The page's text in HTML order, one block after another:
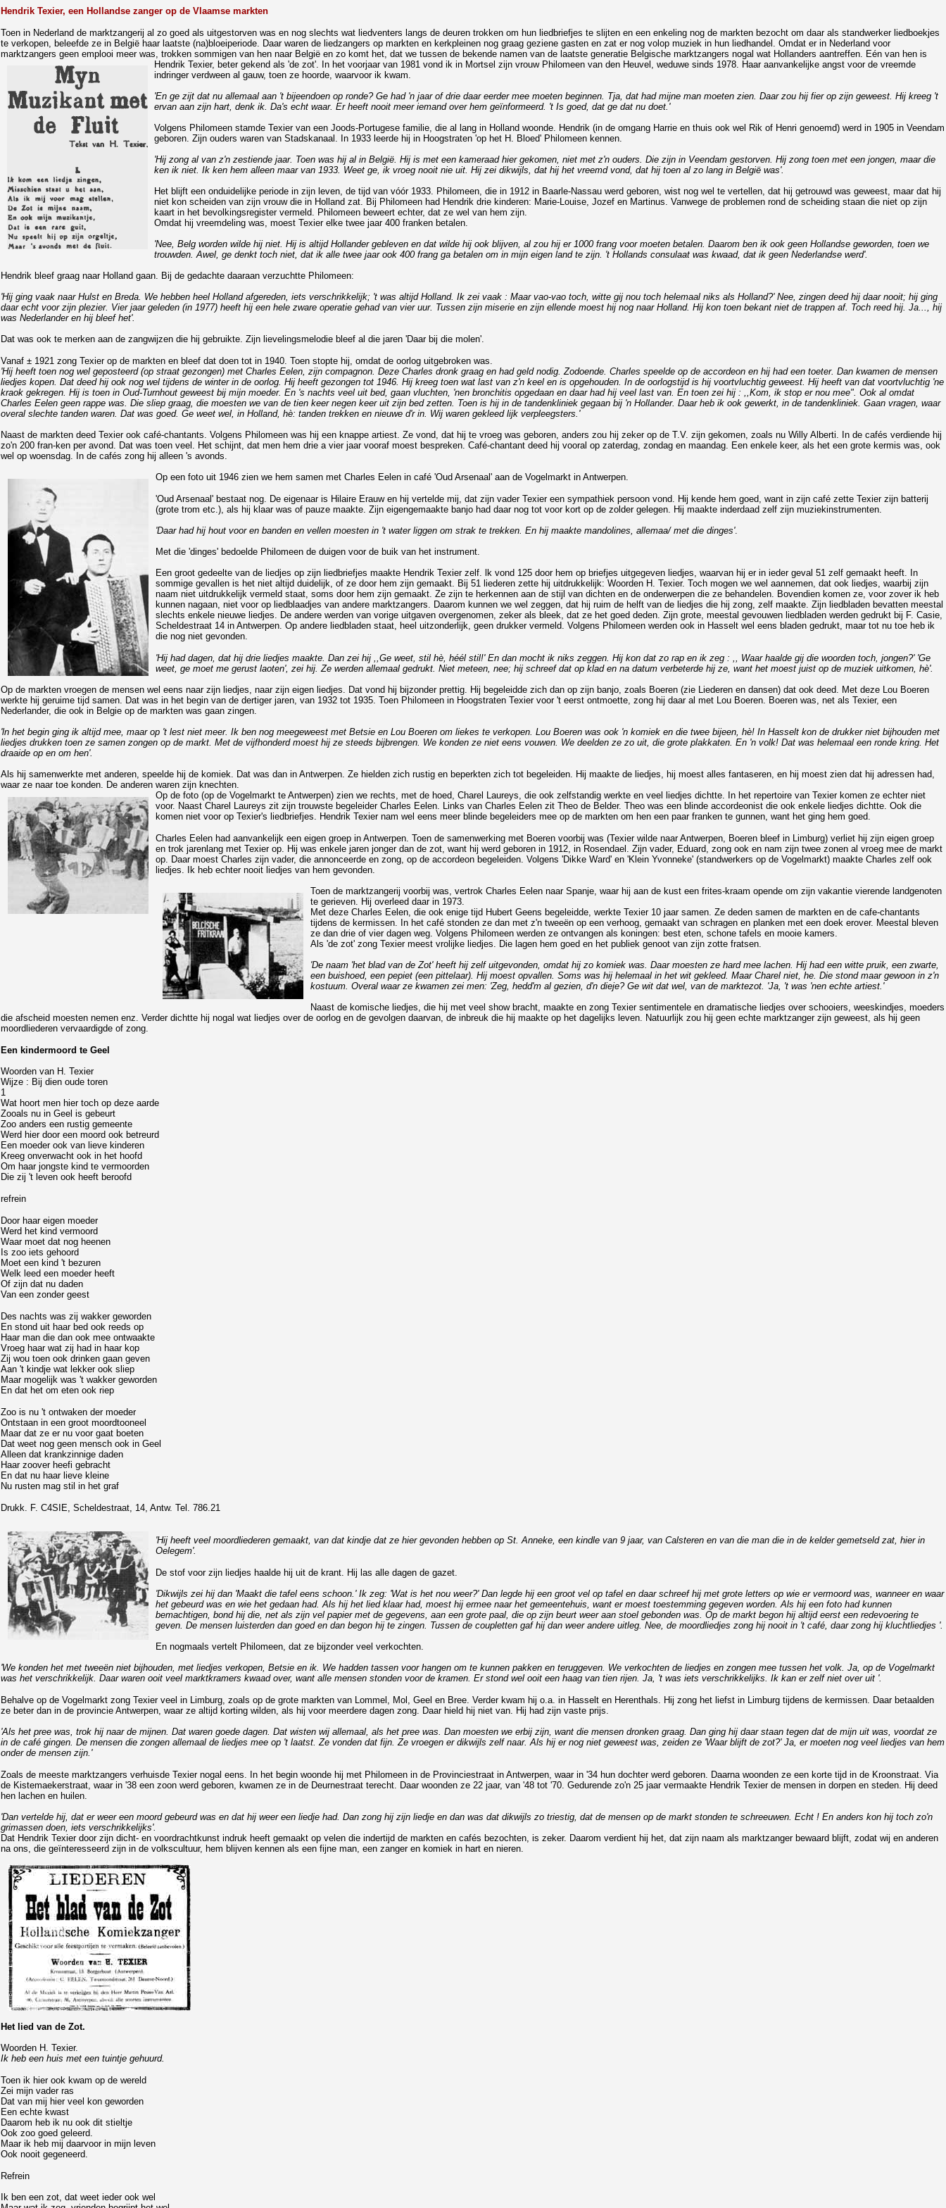
Hendrik Texier, een Hollandse zanger op de Vlaamse markten
Toen in Nederland de marktzangerij al zo goed als uitgestorven was en nog slechts wat liedventers langs de deuren trokken om hun liedbriefjes te slijten en een enkeling nog de markten bezocht om daar als standwerker liedboekjes
te verkopen, beleefde ze in België haar laatste (na)bloeiperiode. Daar waren de liedzangers op markten en kerkpleinen nog graag geziene gasten en zat er nog volop muziek in hun liedhandel. Omdat er in Nederland voor
marktzangers geen emplooi meer was, trokken sommigen van hen naar België en zo komt het, dat we tussen de bekende namen van de laatste generatie Belgische marktzangers nogal wat Hollanders aantreffen. Eén van hen is
Hendrik Texier, beter gekend als 'de zot'. In het voorjaar van 1981 vond ik in Mortsel zijn vrouw Philomeen van den Heuvel, weduwe sinds 1978. Haar aanvankelijke angst voor de vreemde
indringer verdween al gauw, toen ze hoorde, waarvoor ik kwam.
'En ge zijt dat nu allemaal aan 't bijeendoen op ronde? Ge had 'n jaar of drie daar eerder mee moeten beginnen. Tja, dat had mijne man moeten zien. Daar zou hij fier op zijn geweest. Hij kreeg 't
ervan aan zijn hart, denk ik. Da's echt waar. Er heeft nooit meer iemand over hem geïnformeerd. 't Is goed, dat ge dat nu doet.'
Volgens Philomeen stamde Texier van een Joods-Portugese familie, die al lang in Holland woonde. Hendrik (in de omgang Harrie en thuis ook wel Rik of Henri genoemd) werd in 1905 in Veendam
geboren. Zijn ouders waren van Stadskanaal. In 1933 leerde hij in Hoogstraten 'op het H. Bloed' Philomeen kennen.
'Hij zong al van z'n zestiende jaar. Toen was hij al in België. Hij is met een kameraad hier gekomen, niet met z'n ouders. Die zijn in Veendam gestorven. Hij zong toen met een jongen, maar die
ken ik niet. Ik ken hem alleen maar van 1933. Weet ge, ik vroeg nooit nie uit. Hij zei dikwijls, dat hij het vreemd vond, dat hij toen al zo lang in België was'.
Het blijft een onduidelijke periode in zijn leven, de tijd van vóór 1933. Philomeen, die in 1912 in Baarle-Nassau werd geboren, wist nog wel te vertellen, dat hij getrouwd was geweest, maar dat hij
niet kon scheiden van zijn vrouw die in Holland zat. Bij Philomeen had Hendrik drie kinderen: Marie-Louise, Jozef en Martinus. Vanwege de problemen rond de scheiding staan die niet op zijn
kaart in het bevolkingsregister vermeld. Philomeen beweert echter, dat ze wel van hem zijn.
Omdat hij vreemdeling was, moest Texier elke twee jaar 400 franken betalen.
'Nee, Belg worden wilde hij niet. Hij is altijd Hollander gebleven en dat wilde hij ook blijven, al zou hij er 1000 frang voor moeten betalen. Daarom ben ik ook geen Hollandse geworden, toen we
trouwden. Awel, ge denkt toch niet, dat ik alle twee jaar ook 400 frang ga betalen om in mijn eigen land te zijn. 't Hollands consulaat was kwaad, dat ik geen Nederlandse werd'.
Hendrik bleef graag naar Holland gaan. Bij de gedachte daaraan verzuchtte Philomeen:
'Hij ging vaak naar Hulst en Breda. We hebben heel Holland afgereden, iets verschrikkelijk; 't was altijd Holland. Ik zei vaak : Maar vao-vao toch, witte gij nou toch helemaal niks als Holland?' Nee, zingen deed hij daar nooit; hij ging
daar echt voor zijn plezier. Vier jaar geleden (in 1977) heeft hij een hele zware operatie gehad van vier uur. Tussen zijn miserie en zijn ellende moest hij nog naar Holland. Hij kon toen bekant niet de trappen af. Toch reed hij. Ja..., hij
was Nederlander en hij bleef het'.
Dat was ook te merken aan de zangwijzen die hij gebruikte. Zijn lievelingsmelodie bleef al die jaren 'Daar bij die molen'.
Vanaf ± 1921 zong Texier op de markten en bleef dat doen tot in 1940. Toen stopte hij, omdat de oorlog uitgebroken was.
'Hij heeft toen nog wel geposteerd (op straat gezongen) met Charles Eelen, zijn compagnon. Deze Charles dronk graag en had geld nodig. Zodoende. Charles speelde op de accordeon en hij had een toeter. Dan kwamen de mensen
liedjes kopen. Dat deed hij ook nog wel tijdens de winter in de oorlog. Hij heeft gezongen tot 1946. Hij kreeg toen wat last van z'n keel en is opgehouden. In de oorlogstijd is hij voortvluchtig geweest. Hij heeft van dat voortvluchtig 'ne
kraok gekregen. Hij is toen in Oud-Turnhout geweest bij mijn moeder. En 's nachts veel uit bed, gaan vluchten, 'nen bronchitis opgedaan en daar had hij veel last van. En toen zei hij : ,,Kom, ik stop er nou mee". Ook al omdat
Charles Eelen geen rappe was. Die sliep graag, die moesten we van de tien keer negen keer uit zijn bed zetten. Toen is hij in de tandenkliniek gegaan bij 'n Hollander. Daar heb ik ook gewerkt, in de tandenkliniek. Gaan vragen, waar
overal slechte tanden waren. Dat was goed. Ge weet wel, in Holland, hè: tanden trekken en nieuwe d'r in. Wij waren gekleed lijk verpleegsters.'
Naast de markten deed Texier ook café-chantants. Volgens Philomeen was hij een knappe artiest. Ze vond, dat hij te vroeg was geboren, anders zou hij zeker op de T.V. zijn gekomen, zoals nu Willy Alberti. In de cafés verdiende hij
zo'n 200 fran-ken per avond. Dat was toen veel. Het schijnt, dat men hem drie a vier jaar vooraf moest bespreken. Café-chantant deed hij vooral op zaterdag, zondag en maandag. Een enkele keer, als het een grote kermis was, ook
wel op woensdag. In de cafés zong hij alleen 's avonds.
Op een foto uit 1946 zien we hem samen met Charles Eelen in café 'Oud Arsenaal' aan de Vogelmarkt in Antwerpen.
'Oud Arsenaal' bestaat nog. De eigenaar is Hilaire Erauw en hij vertelde mij, dat zijn vader Texier een sympathiek persoon vond. Hij kende hem goed, want in zijn café zette Texier zijn batterij
(grote trom etc.), als hij klaar was of pauze maakte. Zijn eigengemaakte banjo had daar nog tot voor kort op de zolder gelegen. Hij maakte inderdaad zelf zijn muziekinstrumenten.
'Daar had hij hout voor en banden en vellen moesten in 't water liggen om strak te trekken. En hij maakte mandolines, allemaa/ met die dinges'.
Met die 'dinges' bedoelde Philomeen de duigen voor de buik van het instrument.
Een groot gedeelte van de liedjes op zijn liedbriefjes maakte Hendrik Texier zelf. lk vond 125 door hem op briefjes uitgegeven liedjes, waarvan hij er in ieder geval 51 zelf gemaakt heeft. In
sommige gevallen is het niet altijd duidelijk, of ze door hem zijn gemaakt. Bij 51 liederen zette hij uitdrukkelijk: Woorden H. Texier. Toch mogen we wel aannemen, dat ook liedjes, waarbij zijn
naam niet uitdrukkelijk vermeld staat, soms door hem zijn gemaakt. Ze zijn te herkennen aan de stijl van dichten en de onderwerpen die ze behandelen. Bovendien komen ze, voor zover ik heb
kunnen nagaan, niet voor op liedblaadjes van andere marktzangers. Daarom kunnen we wel zeggen, dat hij ruim de helft van de liedjes die hij zong, zelf maakte. Zijn liedbladen bevatten meestal
slechts enkele nieuwe liedjes. De andere werden van vorige uitgaven overgenomen, zeker als bleek, dat ze het goed deden. Zijn grote, meestal gevouwen liedbladen werden gedrukt bij F. Casie,
Scheldestraat 14 in Antwerpen. Op andere liedbladen staat, heel uitzonderlijk, geen drukker vermeld. Volgens Philomeen werden ook in Hasselt wel eens bladen gedrukt, maar tot nu toe heb ik
die nog niet gevonden.
'Hij had dagen, dat hij drie liedjes maakte. Dan zei hij ,,Ge weet, stil hè, héél stil!' En dan mocht ik niks zeggen. Hij kon dat zo rap en ik zeg : ,, Waar haalde gij die woorden toch, jongen?' 'Ge
weet, ge moet me gerust laoten', zei hij. Ze werden allemaal gedrukt. Niet meteen, nee; hij schreef dat op klad en na datum verbeterde hij ze, want het moest juist op de muziek uitkomen, hè'.
Op de markten vroegen de mensen wel eens naar zijn liedjes, naar zijn eigen liedjes. Dat vond hij bijzonder prettig. Hij begeleidde zich dan op zijn banjo, zoals Boeren (zie Liederen en dansen) dat ook deed. Met deze Lou Boeren
werkte hij geruime tijd samen. Dat was in het begin van de dertiger jaren, van 1932 tot 1935. Toen Philomeen in Hoogstraten Texier voor 't eerst ontmoette, zong hij daar al met Lou Boeren. Boeren was, net als Texier, een
Nederlander, die ook in Belgie op de markten was gaan zingen.
'ln het begin ging ik altijd mee, maar op 't lest niet meer. Ik ben nog meegeweest met Betsie en Lou Boeren om liekes te verkopen. Lou Boeren was ook 'n komiek en die twee bijeen, hè! In Hasselt kon de drukker niet bijhouden met
liedjes drukken toen ze samen zongen op de markt. Met de vijfhonderd moest hij ze steeds bijbrengen. We konden ze niet eens vouwen. We deelden ze zo uit, die grote plakkaten. En 'n volk! Dat was helemaal een ronde kring. Het
draaide op en om hen'.
Als hij samenwerkte met anderen, speelde hij de komiek. Dat was dan in Antwerpen. Ze hielden zich rustig en beperkten zich tot begeleiden. Hij maakte de liedjes, hij moest alles fantaseren, en hij moest zien dat hij adressen had,
waar ze naar toe konden. De anderen waren zijn knechten.
Op de foto (op de Vogelmarkt te Antwerpen) zien we rechts, met de hoed, Charel Laureys, die ook zelfstandig werkte en veel liedjes dichtte. In het repertoire van Texier komen ze echter niet
voor. Naast Charel Laureys zit zijn trouwste begeleider Charles Eelen. Links van Charles Eelen zit Theo de Belder. Theo was een blinde accordeonist die ook enkele liedjes dichtte. Ook die
komen niet voor op Texier's liedbriefjes. Hendrik Texier nam wel eens meer blinde begeleiders mee op de markten om hen een paar franken te gunnen, want het ging hem goed.
Charles Eelen had aanvankelijk een eigen groep in Antwerpen. Toen de samenwerking met Boeren voorbij was (Texier wilde naar Antwerpen, Boeren bleef in Limburg) verliet hij zijn eigen groep
en trok jarenlang met Texier op. Hij was enkele jaren jonger dan de zot, want hij werd geboren in 1912, in Rosendael. Zijn vader, Eduard, zong ook en nam zijn twee zonen al vroeg mee de markt
op. Daar moest Charles zijn vader, die annonceerde en zong, op de accordeon begeleiden. Volgens 'Dikke Ward' en 'Klein Yvonneke' (standwerkers op de Vogelmarkt) maakte Charles zelf ook
liedjes. Ik heb echter nooit liedjes van hem gevonden.
Toen de marktzangerij voorbij was, vertrok Charles Eelen naar Spanje, waar hij aan de kust een frites-kraam opende om zijn vakantie vierende landgenoten
te gerieven. Hij overleed daar in 1973.
Met deze Charles Eelen, die ook enige tijd Hubert Geens begeleidde, werkte Texier 10 jaar samen. Ze deden samen de markten en de cafe-chantants
tijdens de kermissen. In het café stonden ze dan met z'n tweeën op een verhoog, gemaakt van schragen en planken met een doek erover. Meestal bleven
ze dan drie of vier dagen weg. Volgens Philomeen werden ze ontvangen als koningen: best eten, schone tafels en mooie kamers.
Als 'de zot' zong Texier meest vrolijke liedjes. Die lagen hem goed en het publiek genoot van zijn zotte fratsen.
'De naam 'het blad van de Zot' heeft hij zelf uitgevonden, omdat hij zo komiek was. Daar moesten ze hard mee lachen. Hij had een witte pruik, een zwarte,
een buishoed, een pepiet (een pittelaar). Hij moest opvallen. Soms was hij helemaal in het wit gekleed. Maar Charel niet, he. Die stond maar gewoon in z'n
kostuum. Overal waar ze kwamen zei men: 'Zeg, hedd'm al gezien, d'n dieje? Ge wit dat wel, van de marktezot. 'Ja, 't was 'nen echte artiest.'
Naast de komische liedjes, die hij met veel show bracht, maakte en zong Texier sentimentele en dramatische liedjes over schooiers, weeskindjes, moeders
die afscheid moesten nemen enz. Verder dichtte hij nogal wat liedjes over de oorlog en de gevolgen daarvan, de inbreuk die hij maakte op het dagelijks leven. Natuurlijk zou hij geen echte marktzanger zijn geweest, als hij geen
moordliederen vervaardigde of zong.
Een kindermoord te Geel
Woorden van H. Texier
Wijze : Bij dien oude toren
1
Wat hoort men hier toch op deze aarde
Zooals nu in Geel is gebeurt
Zoo anders een rustig gemeente
Werd hier door een moord ook betreurd
Een moeder ook van lieve kinderen
Kreeg onverwacht ook in het hoofd
Om haar jongste kind te vermoorden
Die zij 't leven ook heeft beroofd
refrein
Door haar eigen moeder
Werd het kind vermoord
Waar moet dat nog heenen
Is zoo iets gehoord
Moet een kind 't bezuren
Welk leed een moeder heeft
Of zijn dat nu daden
Van een zonder geest
Des nachts was zij wakker geworden
En stond uit haar bed ook reeds op
Haar man die dan ook mee ontwaakte
Vroeg haar wat zij had in haar kop
Zij wou toen ook drinken gaan geven
Aan 't kindje wat lekker ook sliep
Maar mogelijk was 't wakker geworden
En dat het om eten ook riep
Zoo is nu 't ontwaken der moeder
Ontstaan in een groot moordtooneel
Maar dat ze er nu voor gaat boeten
Dat weet nog geen mensch ook in Geel
Alleen dat krankzinnige daden
Haar zoover heefi gebracht
En dat nu haar lieve kleine
Nu rusten mag stil in het graf
Drukk. F. C4SIE, Scheldestraat, 14, Antw. Tel. 786.21
'Hij heeft veel moordliederen gemaakt, van dat kindje dat ze hier gevonden hebben op St. Anneke, een kindle van 9 jaar, van Calsteren en van die man die in de kelder gemetseld zat, hier in
Oelegem'.
De stof voor zijn liedjes haalde hij uit de krant. Hij las alle dagen de gazet.
'Dikwijls zei hij dan 'Maakt die tafel eens schoon.' Ik zeg: 'Wat is het nou weer?' Dan legde hij een groot vel op tafel en daar schreef hij met grote letters op wie er vermoord was, wanneer en waar
het gebeurd was en wie het gedaan had. Als hij het lied klaar had, moest hij ermee naar het gemeentehuis, want er moest toestemming gegeven worden. Als hij een foto had kunnen
bemachtigen, bond hij die, net als zijn vel papier met de gegevens, aan een grote paal, die op zijn beurt weer aan stoel gebonden was. Op de markt begon hij altijd eerst een redevoering te
geven. De mensen luisterden dan goed en dan begon hij te zingen. Tussen de coupletten gaf hij dan weer andere uitleg. Nee, de moordliedjes zong hij nooit in 't café, daar zong hij kluchtliedjes '.
En nogmaals vertelt Philomeen, dat ze bijzonder veel verkochten.
'We konden het met tweeën niet bijhouden, met liedjes verkopen, Betsie en ik. We hadden tassen voor hangen om te kunnen pakken en teruggeven. We verkochten de liedjes en zongen mee tussen het volk. Ja, op de Vogelmarkt
was het verschrikkelijk. Daar waren ooit veel marktkramers kwaad over, want alle mensen stonden voor de kramen. Er stond wel ooit een haag van tien rijen. Ja, 't was iets verschrikkelijks. Ik kan er zelf niet over uit '.
Behalve op de Vogelmarkt zong Texier veel in Limburg, zoals op de grote markten van Lommel, Mol, Geel en Bree. Verder kwam hij o.a. in Hasselt en Herenthals. Hij zong het liefst in Limburg tijdens de kermissen. Daar betaalden
ze beter dan in de provincie Antwerpen, waar ze altijd korting wilden, als hij voor meerdere dagen zong. Daar hield hij niet van. Hij had zijn vaste prijs.
'Als het pree was, trok hij naar de mijnen. Dat waren goede dagen. Dat wisten wij allemaal, als het pree was. Dan moesten we erbij zijn, want die mensen dronken graag. Dan ging hij daar staan tegen dat de mijn uit was, voordat ze
in de café gingen. De mensen die zongen allemaal de liedjes mee op 't laatst. Ze vonden dat fijn. Ze vroegen er dikwijls zelf naar. Als hij er nog niet geweest was, zeiden ze 'Waar blijft de zot?' Ja, er moeten nog veel liedjes van hem
onder de mensen zijn.'
Zoals de meeste marktzangers verhuisde Texier nogal eens. In het begin woonde hij met Philomeen in de Provinciestraat in Antwerpen, waar in '34 hun dochter werd geboren. Daarna woonden ze een korte tijd in de Kroonstraat. Via
de Kistemaekerstraat, waar in '38 een zoon werd geboren, kwamen ze in de Deurnestraat terecht. Daar woonden ze 22 jaar, van '48 tot '70. Gedurende zo'n 25 jaar vermaakte Hendrik Texier de mensen in dorpen en steden. Hij deed
hen lachen en huilen.
'Dan vertelde hij, dat er weer een moord gebeurd was en dat hij weer een liedje had. Dan zong hij zijn liedje en dan was dat dikwijls zo triestig, dat de mensen op de markt stonden te schreeuwen. Echt ! En anders kon hij toch zo'n
grimassen doen, iets verschrikkelijks'.
Dat Hendrik Texier door zijn dicht- en voordrachtkunst indruk heeft gemaakt op velen die indertijd de markten en cafés bezochten, is zeker. Daarom verdient hij het, dat zijn naam als marktzanger bewaard blijft, zodat wij en anderen
na ons, die geïnteresseerd zijn in de volkscultuur, hem blijven kennen als een fijne man, een zanger en komiek in hart en nieren.
Het lied van de Zot.
Woorden H. Texier.
Ik heb een huis met een tuintje gehuurd.
Toen ik hier ook kwam op de wereld
Zei mijn vader ras
Dat van mij hier veel kon geworden
Een echte kwast
Daarom heb ik nu ook dit stieltje
Ook zoo goed geleerd.
Maar ik heb mij daarvoor in mijn leven
Ook nooit gegeneerd.
Refrein
Ik ben een zot, dat weet ieder ook wel